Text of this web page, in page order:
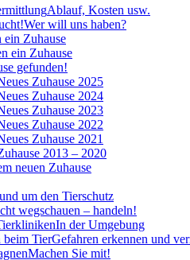
Ablauf, Kosten usw.
Wer will uns haben?
ein Zuhause
ein Zuhause
gefunden!
Zuhause 2025
Zuhause 2024
Zuhause 2023
Zuhause 2022
Zuhause 2021
2013 – 2020
neuen Zuhause
um den Tierschutz
wegschauen – handeln!
In der Umgebung
beim TierGefahren erkennen und
Machen Sie mit!